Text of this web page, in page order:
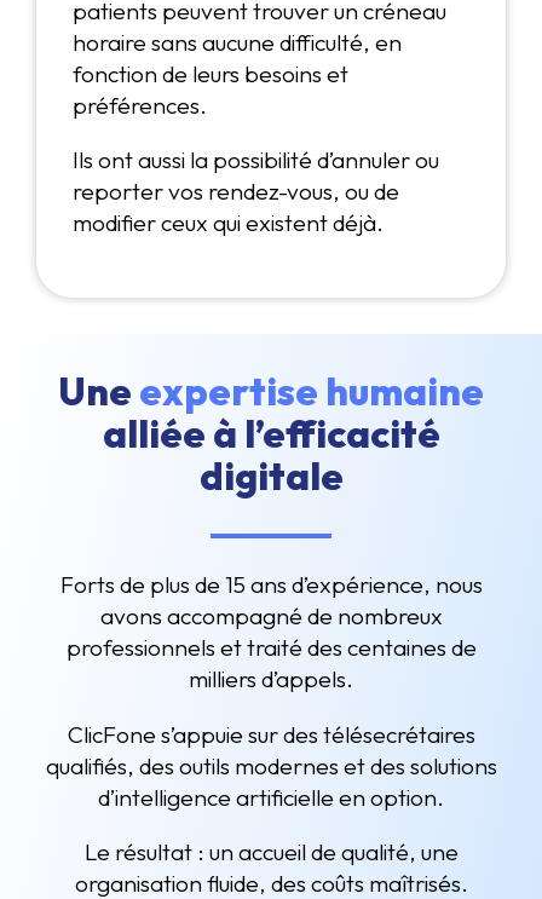
patients peuvent trouver un créneau
horaire sans aucune difficulté, en
fonction de leurs besoins et
préférences.
Ils ont aussi la possibilité d’annuler ou
reporter vos rendez-vous, ou de
modifier ceux qui existent déjà.
Une expertise humaine
alliée à l’efficacité
digitale
Forts de plus de 15 ans d’expérience, nous
avons accompagné de nombreux
professionnels et traité des centaines de
milliers d’appels.
ClicFone s’appuie sur des télésecrétaires
qualifiés, des outils modernes et des solutions
d’intelligence artificielle en option.
Le résultat : un accueil de qualité, une
organisation fluide, des coûts maîtrisés.